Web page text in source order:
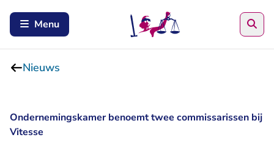
Menu
Nieuws
Ondernemingskamer benoemt twee commissarissen bij
Vitesse